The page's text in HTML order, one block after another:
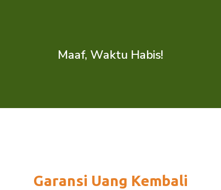
Maaf, Waktu Habis!
Garansi Uang Kembali